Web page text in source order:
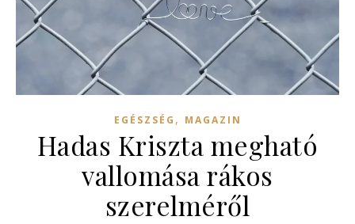
EGÉSZSÉG , MAGAZIN
Hadas Kriszta megható
vallomása rákos
szerelméről